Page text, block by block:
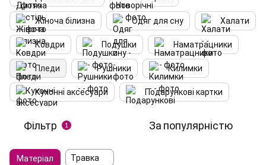
Жіноча білизна Одяг для сну Халати
Ковдри Подушки Наматрацники
Пледи Рушники Килимки
Кухонні аксесуари Подарункові картки
Фільтр 1 За популярністю
Матеріал Травка